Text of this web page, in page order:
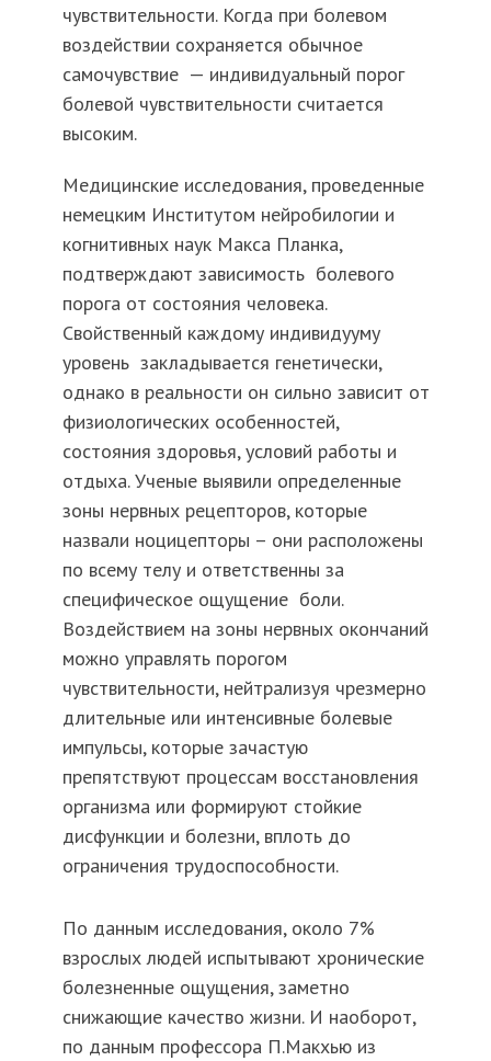
чувствительности. Когда при болевом
воздействии сохраняется обычное
самочувствие — индивидуальный порог
болевой чувствительности считается
высоким.
Медицинские исследования, проведенные
немецким Институтом нейробилогии и
когнитивных наук Макса Планка,
подтверждают зависимость болевого
порога от состояния человека.
Свойственный каждому индивидууму
уровень закладывается генетически,
однако в реальности он сильно зависит от
физиологических особенностей,
состояния здоровья, условий работы и
отдыха. Ученые выявили определенные
зоны нервных рецепторов, которые
назвали ноцицепторы – они расположены
по всему телу и ответственны за
специфическое ощущение боли.
Воздействием на зоны нервных окончаний
можно управлять порогом
чувствительности, нейтрализуя чрезмерно
длительные или интенсивные болевые
импульсы, которые зачастую
препятствуют процессам восстановления
организма или формируют стойкие
дисфункции и болезни, вплоть до
ограничения трудоспособности.
По данным исследования, около 7%
взрослых людей испытывают хронические
болезненные ощущения, заметно
снижающие качество жизни. И наоборот,
по данным профессора П.Макхьюиз